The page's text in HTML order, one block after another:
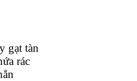
gạt tàn
rác